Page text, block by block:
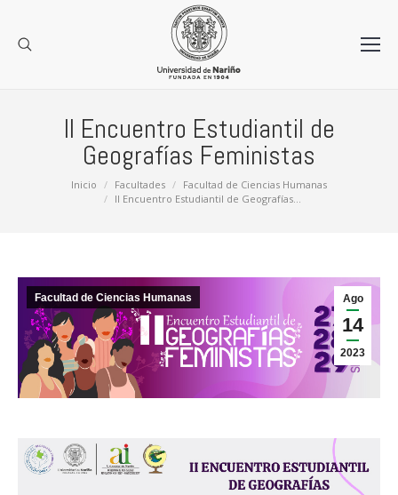
II Encuentro Estudiantil de
Geografías Feministas
Estás aquí:Inicio Facultades
Facultad de Ciencias Humanas
II Encuentro Estudiantil de Geografías…
Ago
14
2023
Facultad de Ciencias Humanas